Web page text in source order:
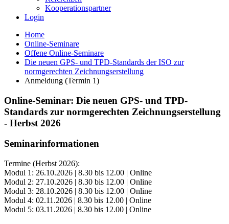
Kooperationspartner
Login
Home
Online-Seminare
Offene Online-Seminare
Die neuen GPS- und TPD-Standards der ISO zur
normgerechten Zeichnungserstellung
Anmeldung (Termin 1)
Online-Seminar: Die neuen GPS- und TPD-
Standards zur normgerechten Zeichnungserstellung
- Herbst 2026
Seminarinformationen
Termine (Herbst 2026):
Modul 1: 26.10.2026 | 8.30 bis 12.00 | Online
Modul 2: 27.10.2026 | 8.30 bis 12.00 | Online
Modul 3: 28.10.2026 | 8.30 bis 12.00 | Online
Modul 4: 02.11.2026 | 8.30 bis 12.00 | Online
Modul 5: 03.11.2026 | 8.30 bis 12.00 | Online